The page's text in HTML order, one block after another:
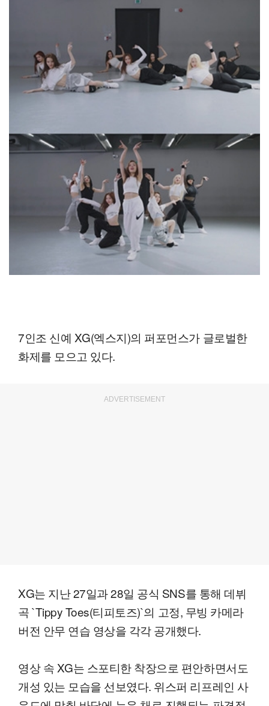
7인조 신예 XG(엑스지)의 퍼포먼스가 글로벌한
화제를 모으고 있다.
ADVERTISEMENT
XG는 지난 27일과 28일 공식 SNS를 통해 데뷔
곡 `Tippy Toes(티피토즈)`의 고정, 무빙 카메라
버전 안무 연습 영상을 각각 공개했다.
영상 속 XG는 스포티한 착장으로 편안하면서도
개성 있는 모습을 선보였다. 위스퍼 리프레인 사